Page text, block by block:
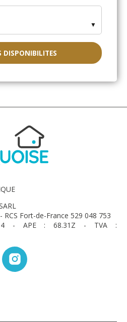
▼
DISPONIBILITES
RCS Fort-de-France 529 048 753
- APE : 68.31Z - TVA :